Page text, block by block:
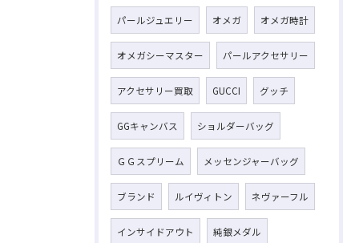
パールジュエリー オメガ オメガ時計
オメガシーマスター パールアクセサリー
アクセサリー買取 GUCCI グッチ
GGキャンバス ショルダーバッグ
ＧＧスプリーム メッセンジャーバッグ
ブランド ルイヴィトン ネヴァーフル
インサイドアウト 純銀メダル